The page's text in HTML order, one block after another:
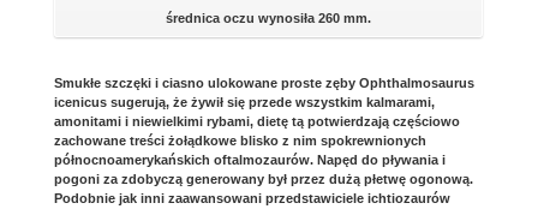
średnica oczu wynosiła 260 mm.
Smukłe szczęki i ciasno ulokowane proste zęby Ophthalmosaurus
icenicus sugerują, że żywił się przede wszystkim kalmarami,
amonitami i niewielkimi rybami, dietę tą potwierdzają częściowo
zachowane treści żołądkowe blisko z nim spokrewnionych
północnoamerykańskich oftalmozaurów. Napęd do pływania i
pogoni za zdobyczą generowany był przez dużą płetwę ogonową.
Podobnie jak inni zaawansowani przedstawiciele ichtiozaurów